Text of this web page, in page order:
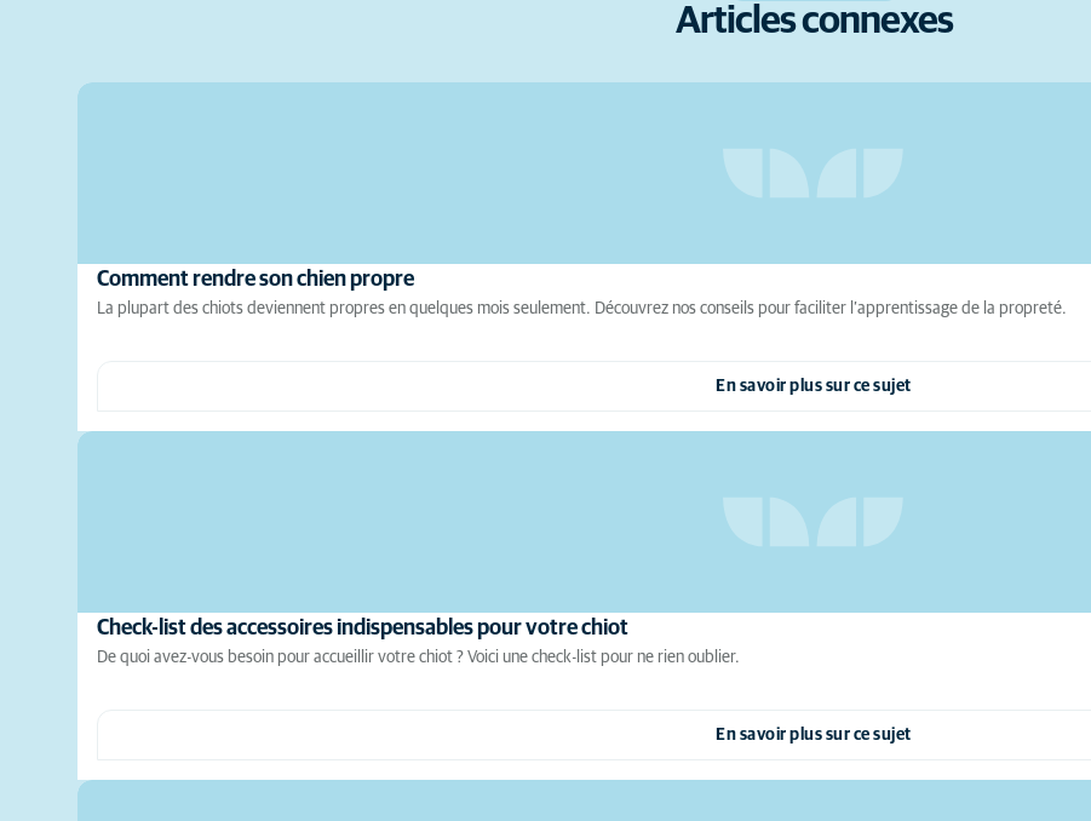
Articles connexes
Comment rendre son chien propre
La plupart des chiots deviennent propres en quelques mois seulement. Découvrez nos conseils pour faciliter l’apprentissage de la propreté.
En savoir plus sur ce sujet
Check-list des accessoires indispensables pour votre chiot
De quoi avez-vous besoin pour accueillir votre chiot ? Voici une check-list pour ne rien oublier.
En savoir plus sur ce sujet